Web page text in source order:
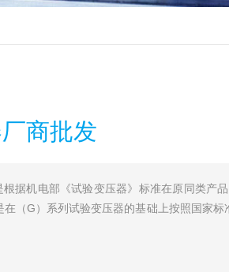
商批发
据机电部《试验变压器》标准在原同类产
（G）系列试验变压器的基础上按照国家标